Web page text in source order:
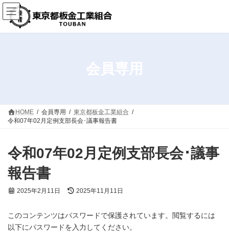
コ
ン
テ
ン
ナ
ビ
ゲ
ー
HOME 会員専用
東京都板金工業組合
令和07年02月定例支部長会･議事報告書
令和07年02月定例支部長会･議事
報告書
2025年2月11日
最
新
日
2025年11月11日
このコンテンツはパスワードで保護されています。閲覧するには
以下にパスワードを入力してください。